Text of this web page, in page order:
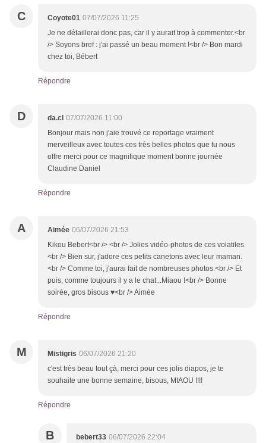
C Coyote01 07/07/2026 11:25
Je ne détaillerai donc pas, car il y aurait trop à commenter.<br
/> Soyons bref : j'ai passé un beau moment !<br /> Bon mardi
chez toi, Bébert
Répondre
D da.cl 07/07/2026 11:00
Bonjour mais non j'aie trouvé ce reportage vraiment
merveilleux avec toutes ces très belles photos que tu nous
offre merci pour ce magnifique moment bonne journée
Claudine Daniel
Répondre
A Aimée 06/07/2026 21:53
Kikou Bebert<br /> <br /> Jolies vidéo-photos de ces volatiles.
<br /> Bien sur, j'adore ces petits canetons avec leur maman.
<br /> Comme toi, j'aurai fait de nombreuses photos.<br /> Et
puis, comme toujours il y a le chat...Miaou !<br /> Bonne
soirée, gros bisous ♥<br /> Aimée
Répondre
M Mistigris 06/07/2026 21:20
c'est très beau tout çà, merci pour ces jolis diapos, je te
souhaite une bonne semaine, bisous, MIAOU !!!!
Répondre
B bebert33 06/07/2026 22:04